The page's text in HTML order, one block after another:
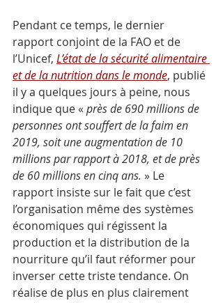
Pendant ce temps, le dernier
rapport conjoint de la FAO et de
l’Unicef, L’état de la sécurité alimentaire
et de la nutrition dans le monde, publié
il y a quelques jours à peine, nous
indique que « près de 690 millions de
personnes ont souffert de la faim en
2019, soit une augmentation de 10
millions par rapport à 2018, et de près
de 60 millions en cinq ans. » Le
rapport insiste sur le fait que c’est
l’organisation même des systèmes
économiques qui régissent la
production et la distribution de la
nourriture qu’il faut réformer pour
inverser cette triste tendance. On
réalise de plus en plus clairement